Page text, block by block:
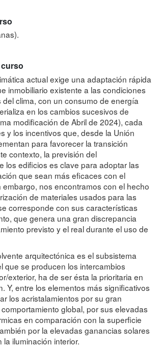
actual exige una adaptación rápida
inmobiliario existente a las condiciones
clima, con un consumo de energía
en los cambios sucesivos de
modificación de Abril de 2024), cada
y los incentivos que, desde la Unión
para favorecer la transición
contexto, la previsión del
los edificios es clave para adoptar las
que sean más eficaces con el
embargo, nos encontramos con el hecho
de materiales usados para las
corresponde con sus características
que genera una gran discrepancia
previsto y el real durante el uso de
arquitectónica es el subsistema
que se producen los intercambios
exterior, ha de ser ésta la prioritaria en
Y, entre los elementos más significativos
los acristalamientos por su gran
global, por sus elevadas
en comparación con la superficie
por la elevadas ganancias solares
iluminación interior.